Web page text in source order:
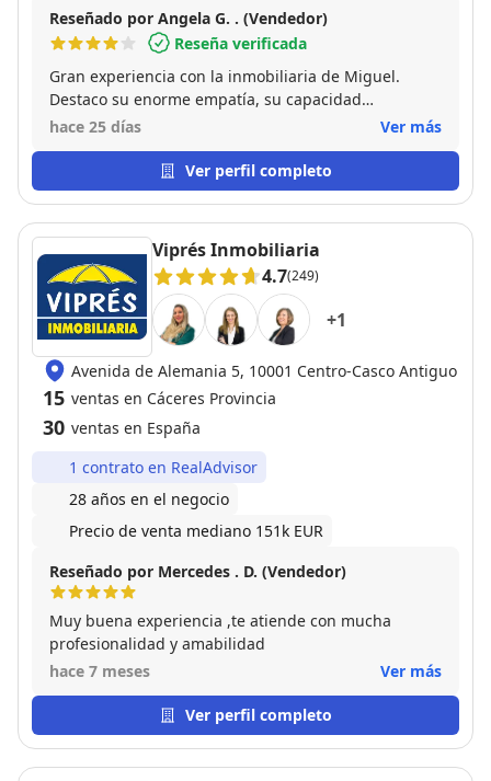
Reseñado por Angela G. . (Vendedor)
Reseña verificada
Gran experiencia con la inmobiliaria de Miguel.
Destaco su enorme empatía, su capacidad
profesional para explicar términos de venta sobre mi
a cada llamada de teléfono correo o wsap . Gracias a
su gestión resolvimos el trámite de forma exitosa y
Recomendable sin duda alguna, dejar nuestra casa
en sus manos es venta segura.
hace 25 días Ver más
Ver perfil completo
Viprés Inmobiliaria
4.7(249)
+1
Avenida de Alemania 5, 10001 Centro-Casco Antiguo
15 ventas en Cáceres Provincia
30 ventas en España
1 contrato en RealAdvisor
28 años en el negocio
Precio de venta mediano 151k EUR
Reseñado por Mercedes . D. (Vendedor)
Muy buena experiencia ,te atiende con mucha
profesionalidad y amabilidad
hace 7 meses
Ver más
Ver perfil completo